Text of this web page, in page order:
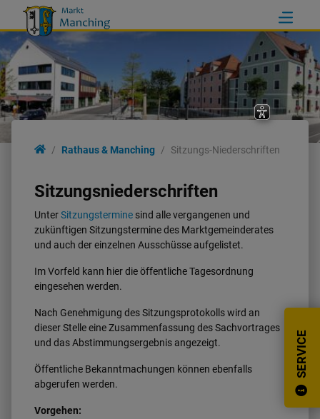
SERVICE
Rathaus & Manching Sitzungs-Niederschriften
Sitzungsniederschriften
UnterSitzungstermine sind alle vergangenen und
zukünftigen Sitzungstermine des Marktgemeinderates
und auch der einzelnen Ausschüsse aufgelistet.
Im Vorfeld kann hier die öffentliche Tagesordnung
eingesehen werden.
Nach Genehmigung des Sitzungsprotokolls wird an
dieser Stelle eine Zusammenfassung des Sachvortrages
und das Abstimmungsergebnis angezeigt.
Öffentliche Bekanntmachungen können ebenfalls
abgerufen werden.
Vorgehen: